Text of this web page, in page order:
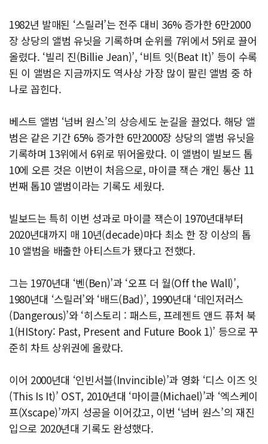
1982년 발매된 ‘스릴러’는 전주 대비 36% 증가한 6만2000
장 상당의 앨범 유닛을 기록하며 순위를 7위에서 5위로 끌어
올렸다. ‘빌리 진(Billie Jean)’, ‘비트 잇(Beat It)’ 등이 수록
된 이 앨범은 지금까지도 역사상 가장 많이 팔린 앨범 중 하
나로 꼽힌다.
베스트 앨범 ‘넘버 원스’의 상승세도 눈길을 끌었다. 해당 앨
범은 같은 기간 65% 증가한 6만2000장 상당의 앨범 유닛을
기록하며 13위에서 6위로 뛰어올랐다. 이 앨범이 빌보드 톱
10에 오른 것은 이번이 처음으로, 마이클 잭슨 개인 통산 11
번째 톱10 앨범이라는 기록도 세웠다.
빌보드는 특히 이번 성과로 마이클 잭슨이 1970년대부터
2020년대까지 매 10년(decade)마다 최소 한 장 이상의 톱
10 앨범을 배출한 아티스트가 됐다고 전했다.
그는 1970년대 ‘벤(Ben)’과 ‘오프 더 월(Off the Wall)’,
1980년대 ‘스릴러’와 ‘배드(Bad)’, 1990년대 ‘데인저러스
(Dangerous)’와 ‘히스토리 : 패스트, 프레젠트 앤드 퓨처 북
1(HIStory: Past, Present and Future Book 1)’ 등으로 꾸
준히 차트 상위권에 올랐다.
이어 2000년대 ‘인빈서블(Invincible)’과 영화 ‘디스 이즈 잇
(This Is It)’ OST, 2010년대 ‘마이클(Michael)’과 ‘엑스케이
프(Xscape)’까지 성공을 이어갔고, 이번 ‘넘버 원스’의 재진
입으로 2020년대 기록도 완성했다.